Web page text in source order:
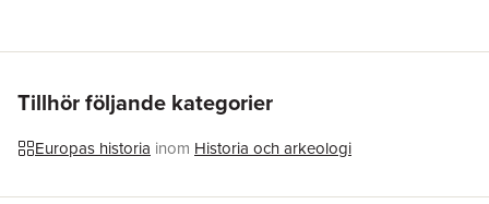
Tillhör följande kategorier
Europas historia inom Historia och arkeologi